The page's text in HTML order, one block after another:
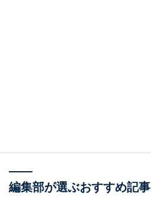
編集部が選ぶおすすめ記事